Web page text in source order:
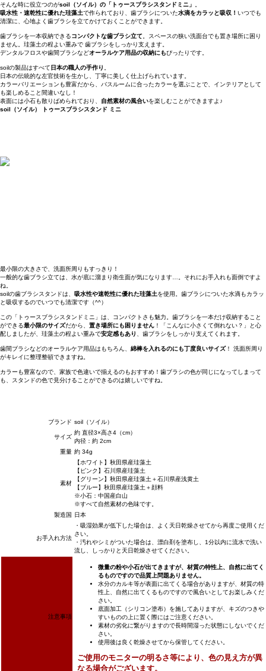
そんな時に役立つのがsoil（ソイル）の「トゥースブラシスタンドミニ」
吸水性・速乾性に優れた珪藻土で作られており、歯ブラシについた水滴をカラッと吸収！ いつでも
清潔に、心地よく歯ブラシを立てかけておくことができます。
歯ブラシを一本収納できるコンパクトな歯ブラシ立て 。スペースの狭い洗面台でも置き場所に困り
ません。珪藻土の程よい重みで 歯ブラシをしっかり支えます。
デンタルフロスや歯間ブラシなどオーラルケア用品の収納にもぴったりです。
soilの製品はすべて 日本の職人の手作り
日本の伝統的な左官技術を生かし、丁寧に美しく仕上げられています。
カラーバリエーションも豊富だから、バスルームに合ったカラーを選ぶことで、インテリアとして
も楽しめること間違いなし！
表面には小石も散りばめられており、 自然素材の風合いを楽しむことができますよ♪
soil（ソイル） トゥースブラシスタンド ミニ
最小限の大きさで、洗面所周りもすっきり！
一般的な歯ブラシ立ては、水が底に溜まり衛生面が気になります…。それにお手入れも面倒ですよ
ね。
soilの歯ブラシスタンドは、 吸水性や速乾性に優れた珪藻土を使用。歯ブラシについた水滴もカラッ
と吸収するのでいつでも清潔です（^^）
この「トゥースブラシスタンドミニ」は、コンパクトさも魅力。歯ブラシを一本だけ収納すること
ができる最小限のサイズだから、 置き場所にも困りません ！「こんなに小さくて倒れない？」と心
配しましたが、珪藻土の程よい重みで安定感もあり 、歯ブラシをしっかり支えてくれます。
歯間ブラシなどのオーラルケア用品はもちろん、 綿棒を入れるのにも丁度良いサイズ！ 洗面所周り
がキレイに整理整頓できますね。
カラーも豊富なので、家族で色違いで揃えるのもおすすめ！歯ブラシの色が同じになってしまって
も、スタンドの色で見分けることができるのは嬉しいですね。
ブランド soil（ソイル）
サイズ
約 直径3×高さ4（cm）
内径：約 2cm
重量 約 34g
素材
【ホワイト】秋田県産珪藻土
【ピンク】石川県産珪藻土
【グリーン】秋田県産珪藻土＋石川県産浅黄土
【ブルー】秋田県産珪藻土＋顔料
※小石：中国産白山
※すべて自然素材の色味です。
製造国
日本
お手入れ方法
・吸湿効果が低下した場合は、よく天日乾燥させてから再度ご使用くだ
さい。
・汚れやシミがついた場合は、漂白剤を塗布し、1分以内に流水で洗い
流し、しっかりと天日乾燥させてください。
注意事項
微量の粉や小石が出てきますが、材質の特性上、自然に出てく
るものですので品質上問題ありません。
水分のカルキ等が表面に出てくる場合がありますが、材質の特
性上、自然に出てくるものですので風合いとしてお楽しみくだ
さい。
底面加工（シリコン塗布）を施してありますが、キズのつきや
すいものの上に置く際にはご注意ください。
素材の劣化に繋がりますので長時間湿った状態にしないでくだ
さい。
使用後は良く乾燥させてから保管してください。
ご使用のモニターの明るさ等により、色の見え方が異
なる場合がございます。